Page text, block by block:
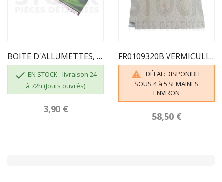
BOITE D'ALLUMETTES, 55 Pcs, Longueur 195mm
 EN STOCK - livraison 24
à 72h (Jours ouvrés)
3,90 €
FR0109320B VERMICULITE GAUCHE ODELYA SUPRA

DÉLAI : DISPONIBLE
SOUS 4 à 5 SEMAINES
ENVIRON
58,50 €